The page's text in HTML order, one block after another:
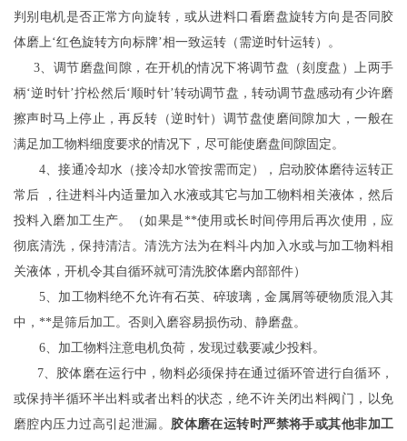
判别电机是否正常方向旋转，或从进料口看磨盘旋转方向是否同胶
体磨上‘红色旋转方向标牌’相一致运转（需逆时针运转）。
3、调节磨盘间隙，在开机的情况下将调节盘（刻度盘）上两手
柄‘逆时针’拧松然后‘顺时针’转动调节盘，转动调节盘感动有少许磨
擦声时马上停止，再反转（逆时针）调节盘使磨间隙加大，一般在
满足加工物料细度要求的情况下，尽可能使磨盘间隙固定。
4、接通冷却水（接冷却水管按需而定），启动胶体磨待运转正
常后 ，往进料斗内适量加入水液或其它与加工物料相关液体，然后
投料入磨加工生产。（如果是**使用或长时间停用后再次使用，应
彻底清洗，保持清洁。清洗方法为在料斗内加入水或与加工物料相
关液体，开机令其自循环就可清洗胶体磨内部部件）
5、加工物料绝不允许有石英、碎玻璃，金属屑等硬物质混入其
中，**是筛后加工。否则入磨容易损伤动、静磨盘。
6、加工物料注意电机负荷，发现过载要减少投料。
7、胶体磨在运行中，物料必须保持在通过循环管进行自循环，
或保持半循环半出料或者出料的状态，绝不许关闭出料阀门，以免
磨腔内压力过高引起泄漏。 胶体磨在运转时严禁将手或其他非加工